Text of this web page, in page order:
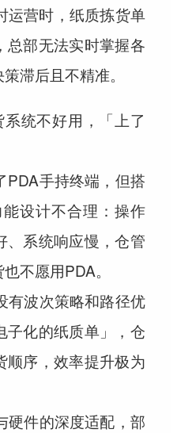
运营时，纸质拣货单
总部无法实时掌握各
滞后且不精准。
统不好用，「上了
PDA手持终端，但搭
设计不合理：操作
、系统响应慢，仓管
不愿用PDA。
有波次策略和路径优
子化的纸质单」，仓
顺序，效率提升极为
硬件的深度适配，部